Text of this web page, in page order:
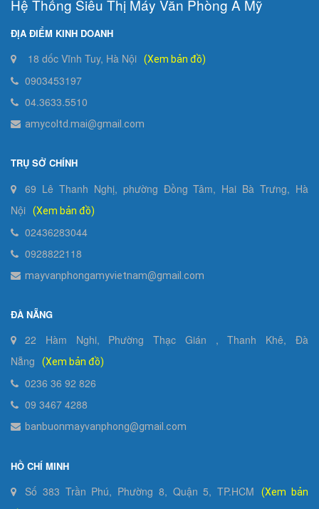
Hệ Thống Siêu Thị Máy Văn Phòng Á Mỹ
ĐỊA ĐIỂM KINH DOANH
18 dốc Vĩnh Tuy, Hà Nội (Xem bản đồ)
0903453197
04.3633.5510
amycoltd.mai@gmail.com
TRỤ SỞ CHÍNH
69 Lê Thanh Nghị, phường Đồng Tâm, Hai Bà Trưng, Hà
Nội
(Xem bản đồ)
02436283044
0928822118
mayvanphongamyvietnam@gmail.com
ĐÀ NẴNG
22 Hàm Nghi, Phường Thạc Gián , Thanh Khê, Đà
Nẵng
(Xem bản đồ)
0236 36 92 826
09 3467 4288
banbuonmayvanphong@gmail.com
HỒ CHÍ MINH
Số 383 Trần Phú, Phường 8, Quận 5, TP.HCM
(Xem bản